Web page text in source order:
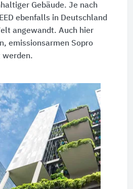
Gebäude. Je nach
ebenfalls in Deutschland
angewandt. Auch hier
emissionsarmen Sopro
werden.